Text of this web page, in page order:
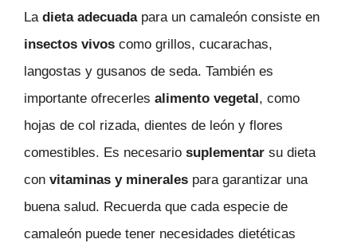
La dieta adecuadapara un camaleón consiste en
insectos vivos como grillos, cucarachas,
langostas y gusanos de seda. También es
importante ofrecerles alimento vegetal, como
hojas de col rizada, dientes de león y flores
comestibles. Es necesario suplementar su dieta
con vitaminas y minerales para garantizar una
buena salud. Recuerda que cada especie de
camaleón puede tener necesidades dietéticas